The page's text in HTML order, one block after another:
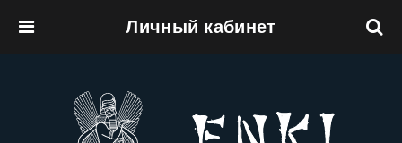
Личный кабинет